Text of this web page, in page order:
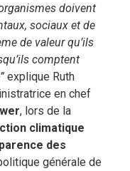
doivent
sociaux et de
de valeur qu’ils
comptent
explique Ruth
en chef
, lors de la
climatique
des
générale de